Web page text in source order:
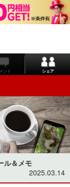
ント シェア
ル＆メモ
2025.03.14